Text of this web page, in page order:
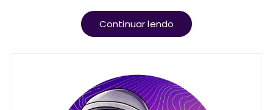
Continuar lendo